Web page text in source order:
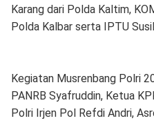
Karang dari Polda Kaltim,
Polda Kalbar serta IPTU
Kegiatan Musrenbang Polri
PANRB Syafruddin, Ketua
Polri Irjen Pol Refdi Andri,